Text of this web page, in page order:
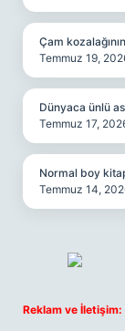
Çam
Temmuz 19,
Dünyaca ünlü
Temmuz 17,
Normal boy
Temmuz 14,
Reklam ve İletişim: